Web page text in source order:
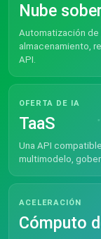
Nube
Automatización de
almacenamiento,
API.
OFERTA DE IA
TaaS
Una API
multimodelo,
ACELERACIÓN
Cómputo